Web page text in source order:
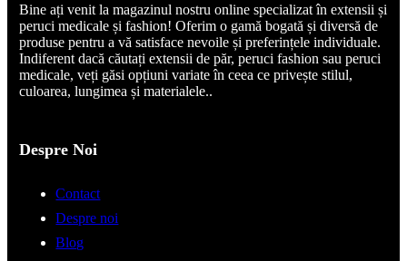
Bine ați venit la magazinul nostru online specializat în extensii și
peruci medicale și fashion! Oferim o gamă bogată și diversă de
produse pentru a vă satisface nevoile și preferințele individuale.
Indiferent dacă căutați extensii de păr, peruci fashion sau peruci
medicale, veți găsi opțiuni variate în ceea ce privește stilul,
culoarea, lungimea și materialele..
Despre Noi
Contact
Despre noi
Blog